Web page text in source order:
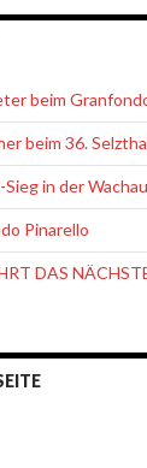
beim
beim 36.
in der Wachau
Pinarello
DAS